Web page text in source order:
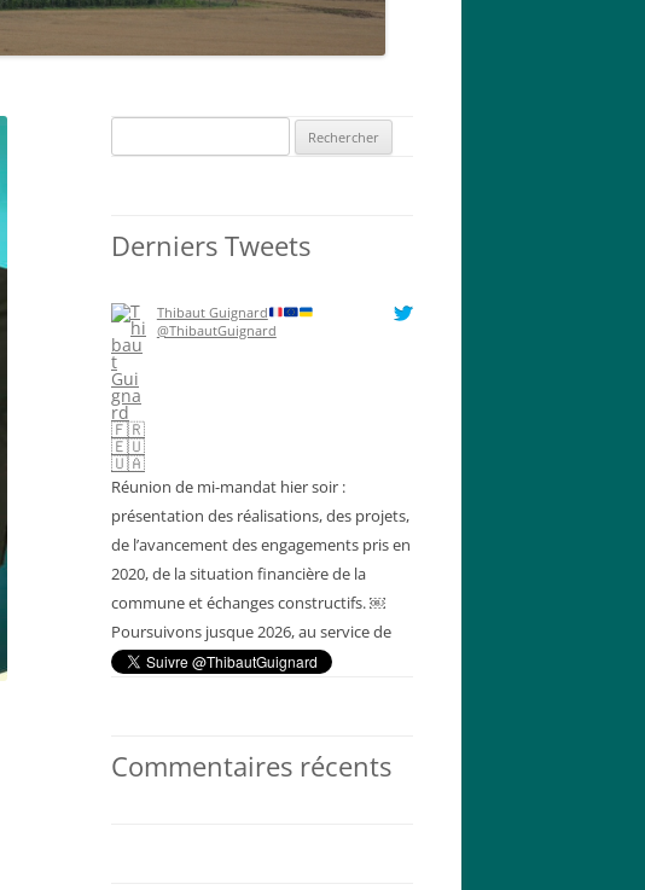
Derniers Tweets
Thibaut Guignard
@ThibautGuignard
Réunion de mi-mandat hier soir :
présentation des réalisations, des projets,
de l’avancement des engagements pris en
2020, de la situation financière de la
commune et échanges constructifs. ￼
Poursuivons jusque 2026, au service de
notre commune et de ses habitants !
Commentaires récents